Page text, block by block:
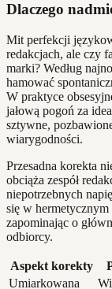
Dlaczego
Mit perfekcji
redakcjach, ale czy
marki? Według
hamować
W praktyce
jałową pogoń za
sztywne,
wiarygodności.
Przesadna korekta
obciąża zespół
niepotrzebnych
się w
zapominając o
odbiorcy.
Aspekt korekty
Umiarkowana